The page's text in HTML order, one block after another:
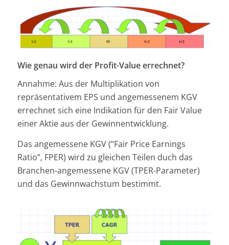
Wie genau wird der Profit-Value errechnet?
Annahme: Aus der Multiplikation von
repräsentativem EPS und angemessenem KGV
errechnet sich eine Indikation für den Fair Value
einer Aktie aus der Gewinnentwicklung.
Das angemessene KGV (“Fair Price Earnings
Ratio”, FPER) wird zu gleichen Teilen duch das
Branchen-angemessene KGV (TPER-Parameter)
und das Gewinnwachstum bestimmt.